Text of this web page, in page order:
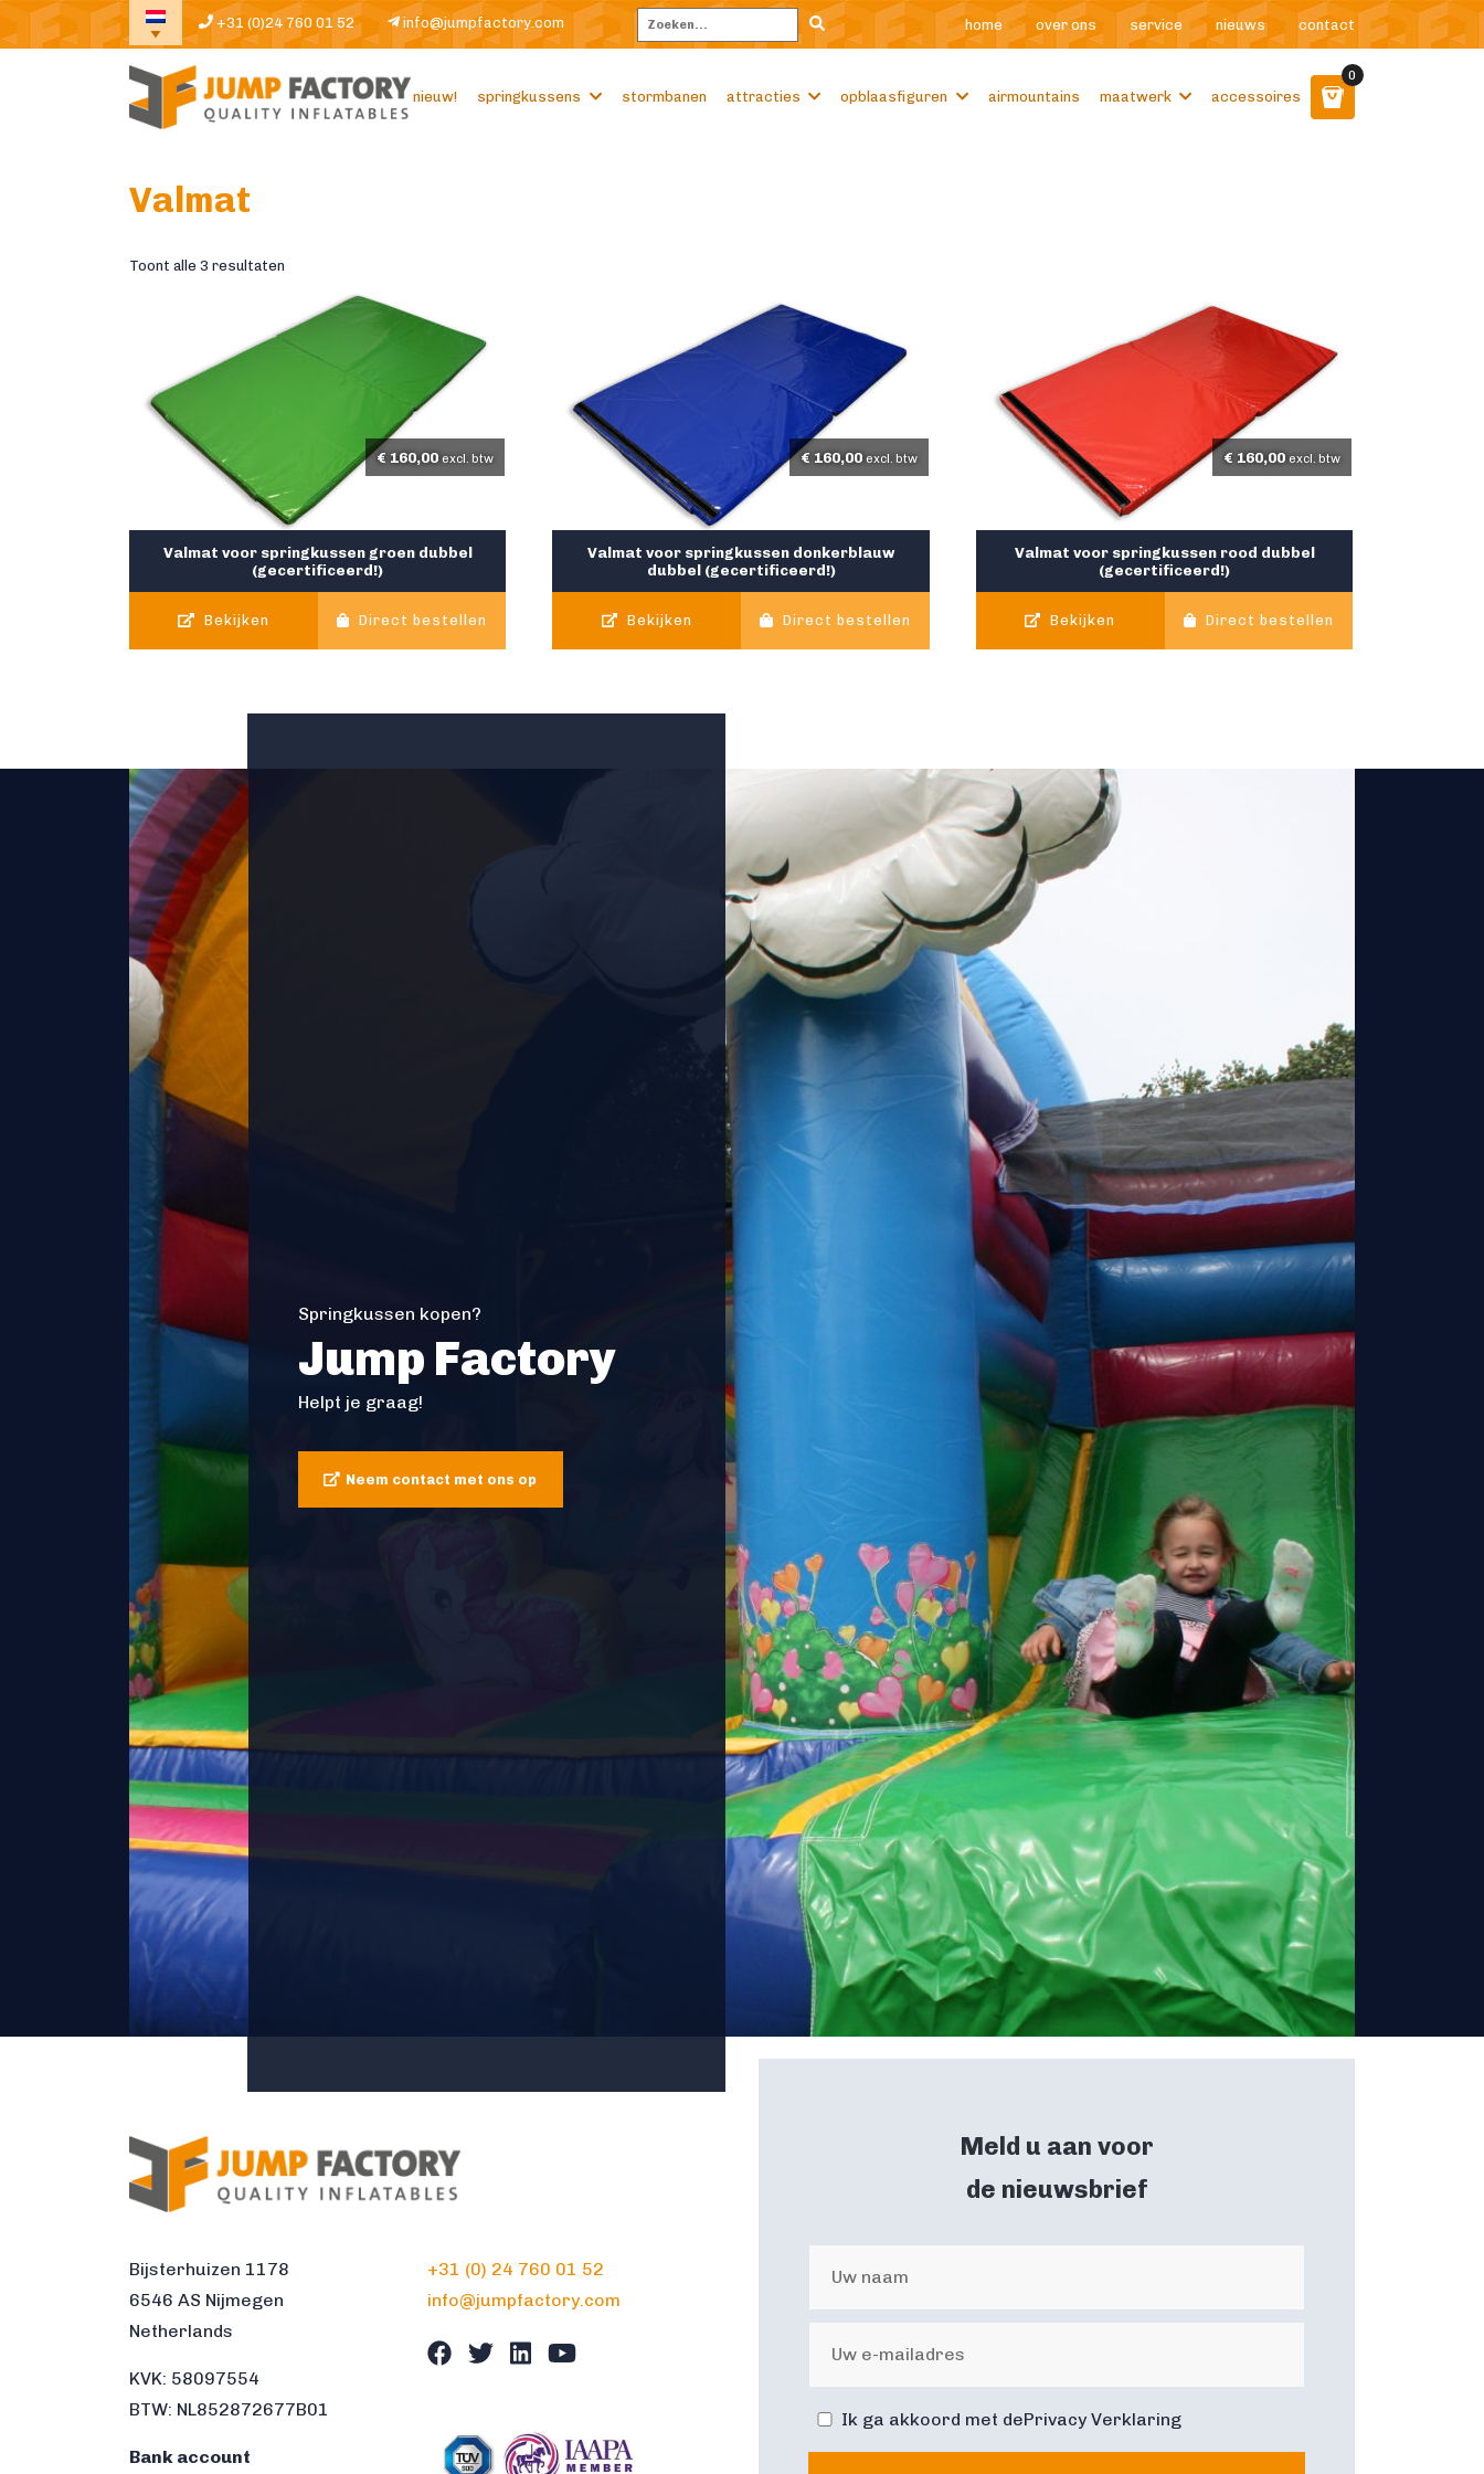
+31 (0)24 760 01 52 info@jumpfactory.com home over ons service nieuws contact
nieuw! springkussens stormbanen attracties opblaasfiguren airmountains maatwerk accessoires
0
Valmat
Toont alle 3 resultaten
Valmat voor springkussen groen dubbel
(gecertificeerd!)
€ 160,00 excl. btw
Bekijken Direct bestellen
Valmat voor springkussen donkerblauw
dubbel (gecertificeerd!)
€ 160,00 excl. btw
Bekijken Direct bestellen
Valmat voor springkussen rood dubbel
(gecertificeerd!)
€ 160,00 excl. btw
Bekijken Direct bestellen
Springkussen kopen?
Jump Factory
Helpt je graag!
Neem contact met ons op
Bijsterhuizen 1178
6546 AS Nijmegen
Netherlands
KVK: 58097554
BTW: NL852872677B01
Bank account
+31 (0) 24 760 01 52
info@jumpfactory.com
Meld u aan voor
de nieuwsbrief
Ik ga akkoord met dePrivacy Verklaring